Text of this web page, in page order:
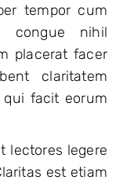
tempor cum
congue nihil
placerat facer
claritatem
facit eorum
lectores legere
est etiam